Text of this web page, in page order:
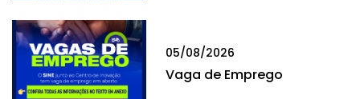
05/08/2026
Vaga de Emprego